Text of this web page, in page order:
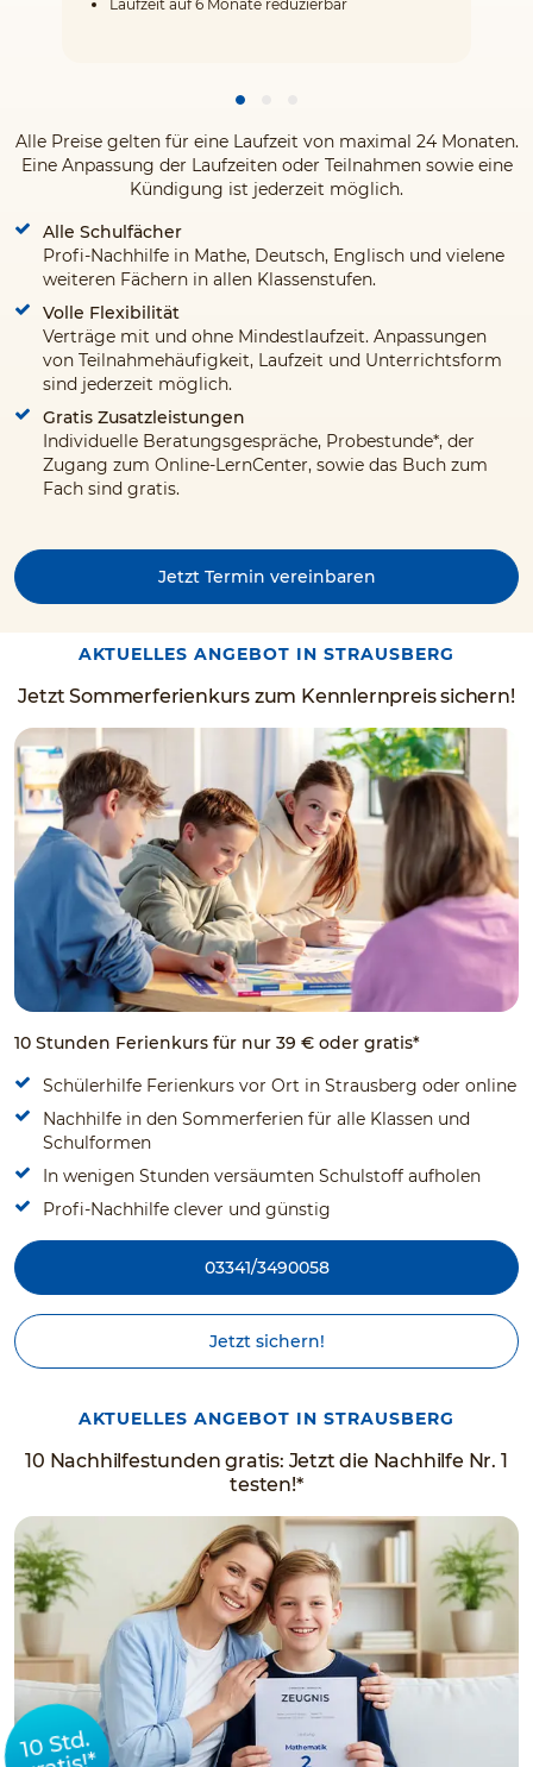
Laufzeit auf 6 Monate reduzierbar
Alle Preise gelten für eine Laufzeit von maximal 24 Monaten.
Eine Anpassung der Laufzeiten oder Teilnahmen sowie eine
Kündigung ist jederzeit möglich.
Alle Schulfächer
Profi-Nachhilfe in Mathe, Deutsch, Englisch und vielene
weiteren Fächern in allen Klassenstufen.
Volle Flexibilität
Verträge mit und ohne Mindestlaufzeit. Anpassungen
von Teilnahmehäufigkeit, Laufzeit und Unterrichtsform
sind jederzeit möglich.
Gratis Zusatzleistungen
Individuelle Beratungsgespräche, Probestunde*, der
Zugang zum Online-LernCenter, sowie das Buch zum
Fach sind gratis.
Jetzt Termin vereinbaren
AKTUELLES ANGEBOT IN STRAUSBERG
Jetzt Sommerferienkurs zum Kennlernpreis sichern!
10 Stunden Ferienkurs für nur 39 € oder gratis*
Schülerhilfe Ferienkurs vor Ort in Strausberg oder online
Nachhilfe in den Sommerferien für alle Klassen und
Schulformen
In wenigen Stunden versäumten Schulstoff aufholen
Profi-Nachhilfe clever und günstig
03341/3490058
Jetzt sichern!
AKTUELLES ANGEBOT IN STRAUSBERG
10 Nachhilfestunden gratis: Jetzt die Nachhilfe Nr. 1
testen!*
10 Std.